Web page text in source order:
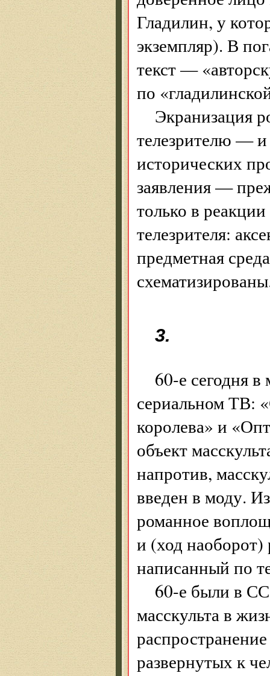
Гладилин, у
экземпляр). В
текст —
по
Экранизация
телезрителю —
исторических
заявления —
только в
телезрителя:
предметная
3.
60-е сегодня
сериальном ТВ:
королева» и
объект
напротив,
введен в моду.
романное
и (ход
написанный по
60-е были в
масскульта в
развернутых к